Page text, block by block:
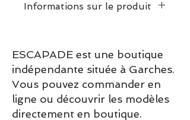
Informations sur le produit
boots en cuir premium avec
une bande élastique latérale.
Elles s'associeront avec tous
vos vêtements, légères et
passe-partout.
ESCAPADE est une boutique
indépendante située à Garches.
Vous pouvez commander en
ligne ou découvrir les modèles
directement en boutique.